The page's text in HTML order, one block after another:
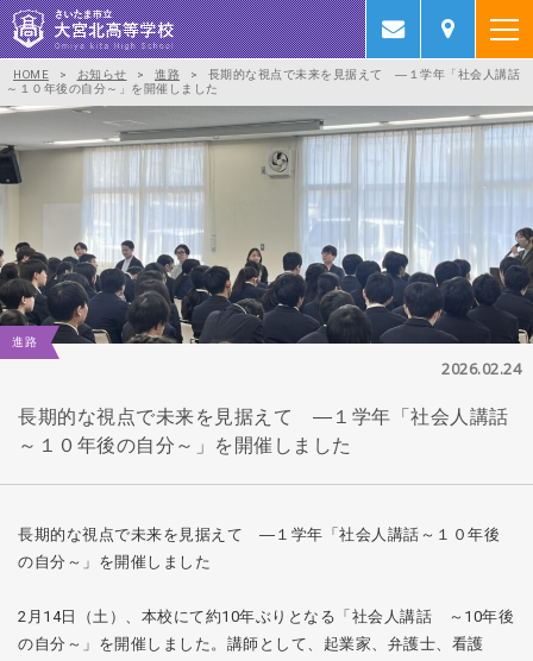
HOME > お知らせ > 進路 >
長期的な視点で未来を見据えて ―１学年「社会人講話
～１０年後の自分～」を開催しました
進路
2026.02.24
長期的な視点で未来を見据えて ―１学年「社会人講話
～１０年後の自分～」を開催しました
長期的な視点で未来を見据えて ―１学年「社会人講話～１０年後
の自分～」を開催しました
2月14日（土）、本校にて約10年ぶりとなる「社会人講話 ～10年後
の自分～」を開催しました。講師として、起業家、弁護士、看護